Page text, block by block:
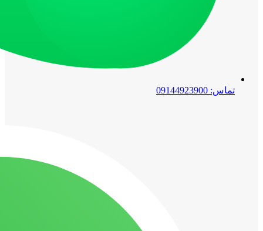
تماس: 09144923900